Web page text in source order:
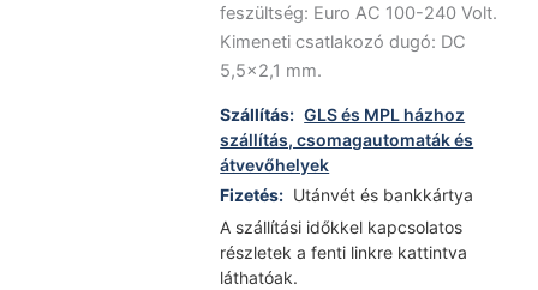
feszültség: Euro AC 100-240 Volt.
Kimeneti csatlakozó dugó: DC
5,5×2,1 mm.
Szállítás: GLS és MPL házhoz
szállítás, csomagautomaták és
átvevőhelyek
Fizetés: Utánvét és bankkártya
A szállítási időkkel kapcsolatos
részletek a fenti linkre kattintva
láthatóak.